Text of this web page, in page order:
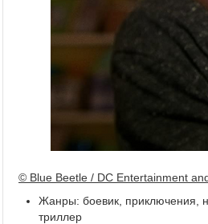
© Blue Beetle / DC Entertainment
Жанры: боевик, приключения,
триллер